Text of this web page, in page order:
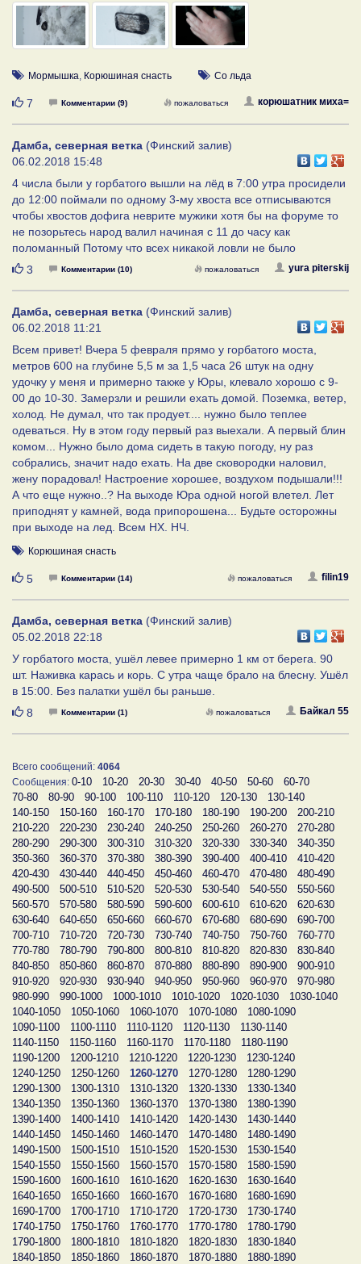
Мормышка, Корюшиная снасть Со льда
Нравится
7 Комментарии (9) корюшатник миха=
пожаловаться
Дамба, северная ветка (Финский залив)
06.02.2018 15:48
4 числа были у горбатого вышли на лёд в 7:00 утра просидели
до 12:00 поймали по одному 3-му хвоста все отписываются
чтобы хвостов дофига неврите мужики хотя бы на форуме то
не позорьтесь народ валил начиная с 11 до часу как
поломанный Потому что всех никакой ловли не было
Нравится
3 Комментарии (10) yura piterskij
пожаловаться
Дамба, северная ветка (Финский залив)
06.02.2018 11:21
Всем привет! Вчера 5 февраля прямо у горбатого моста,
метров 600 на глубине 5,5 м за 1,5 часа 26 штук на одну
удочку у меня и примерно также у Юры, клевало хорошо с 9-
00 до 10-30. Замерзли и решили ехать домой. Поземка, ветер,
холод. Не думал, что так продует.... нужно было теплее
одеваться. Ну в этом году первый раз выехали. А первый блин
комом... Нужно было дома сидеть в такую погоду, ну раз
собрались, значит надо ехать. На две сковородки наловил,
жену порадовал! Настроение хорошее, воздухом подышали!!!
А что еще нужно..? На выходе Юра одной ногой влетел. Лет
приподнят у камней, вода припорошена... Будьте осторожны
при выходе на лед. Всем НХ. НЧ.
Корюшиная снасть
Нравится
5 Комментарии (14) filin19
пожаловаться
Дамба, северная ветка (Финский залив)
05.02.2018 22:18
У горбатого моста, ушёл левее примерно 1 км от берега. 90
шт. Наживка карась и корь. С утра чаще брало на блесну. Ушёл
в 15:00. Без палатки ушёл бы раньше.
Нравится
8 Комментарии (1) Байкал 55
пожаловаться
Всего сообщений: 4064
Сообщения: 0-10 10-20 20-30 30-40 40-50 50-60
60-70
70-80
80-90 90-100 100-110 110-120 120-130
130-140
140-150
150-160 160-170 170-180 180-190 190-200
200-210
210-220
220-230 230-240 240-250 250-260 260-270
270-280
280-290
290-300 300-310 310-320 320-330 330-340
340-350
350-360
360-370 370-380 380-390 390-400 400-410
410-420
420-430
430-440 440-450 450-460 460-470 470-480
480-490
490-500
500-510 510-520 520-530 530-540 540-550
550-560
560-570
570-580 580-590 590-600 600-610 610-620
620-630
630-640
640-650 650-660 660-670 670-680 680-690
690-700
700-710
710-720 720-730 730-740 740-750 750-760
760-770
770-780
780-790 790-800 800-810 810-820 820-830
830-840
840-850
850-860 860-870 870-880 880-890 890-900
900-910
910-920
920-930 930-940 940-950 950-960 960-970
970-980
980-990
990-1000 1000-1010 1010-1020 1020-1030
1030-1040
1040-1050
1050-1060 1060-1070 1070-1080
1080-1090
1090-1100
1100-1110 1110-1120 1120-1130
1130-1140
1140-1150
1150-1160 1160-1170 1170-1180
1180-1190
1190-1200
1200-1210 1210-1220 1220-1230
1230-1240
1240-1250
1250-1260 1260-1270 1270-1280
1280-1290
1290-1300
1300-1310 1310-1320 1320-1330
1330-1340
1340-1350
1350-1360 1360-1370 1370-1380
1380-1390
1390-1400
1400-1410 1410-1420 1420-1430
1430-1440
1440-1450
1450-1460 1460-1470 1470-1480
1480-1490
1490-1500
1500-1510 1510-1520 1520-1530
1530-1540
1540-1550
1550-1560 1560-1570 1570-1580
1580-1590
1590-1600
1600-1610 1610-1620 1620-1630
1630-1640
1640-1650
1650-1660 1660-1670 1670-1680
1680-1690
1690-1700
1700-1710 1710-1720 1720-1730
1730-1740
1740-1750
1750-1760 1760-1770 1770-1780
1780-1790
1790-1800
1800-1810 1810-1820 1820-1830
1830-1840
1840-1850
1850-1860 1860-1870 1870-1880
1880-1890